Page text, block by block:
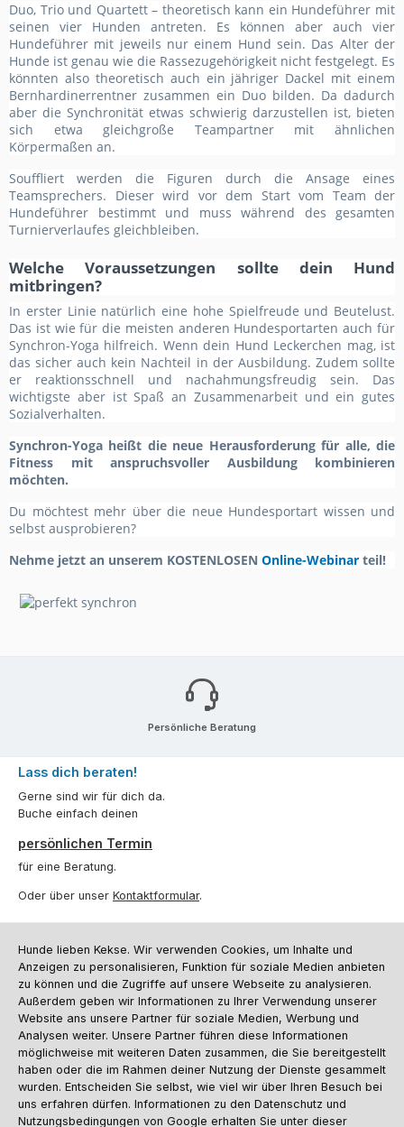
Duo, Trio und Quartett – theoretisch kann ein Hundeführer mit
seinen vier Hunden antreten. Es können aber auch vier
Hundeführer mit jeweils nur einem Hund sein. Das Alter der
Hunde ist genau wie die Rassezugehörigkeit nicht festgelegt. Es
könnten also theoretisch auch ein jähriger Dackel mit einem
Bernhardinerrentner zusammen ein Duo bilden. Da dadurch
aber die Synchronität etwas schwierig darzustellen ist, bieten
sich etwa gleichgroße Teampartner mit ähnlichen
Körpermaßen an.
Souffliert werden die Figuren durch die Ansage eines
Teamsprechers. Dieser wird vor dem Start vom Team der
Hundeführer bestimmt und muss während des gesamten
Turnierverlaufes gleichbleiben.
Welche Voraussetzungen sollte dein Hund
mitbringen?
In erster Linie natürlich eine hohe Spielfreude und Beutelust.
Das ist wie für die meisten anderen Hundesportarten auch für
Synchron-Yoga hilfreich. Wenn dein Hund Leckerchen mag, ist
das sicher auch kein Nachteil in der Ausbildung. Zudem sollte
er reaktionsschnell und nachahmungsfreudig sein. Das
wichtigste aber ist Spaß an Zusammenarbeit und ein gutes
Sozialverhalten.
Synchron-Yoga heißt die neue Herausforderung für alle, die
Fitness mit anspruchsvoller Ausbildung kombinieren
möchten.
Du möchtest mehr über die neue Hundesportart wissen und
selbst ausprobieren?
Nehme jetzt an unserem KOSTENLOSEN Online-Webinar teil!
Persönliche Beratung
Lass dich beraten!
Gerne sind wir für dich da.
Buche einfach deinen
persönlichen Termin
für eine Beratung.
Oder über unser Kontaktformular.
Kundenservice
Informationen
Social Media und Kontakt
Versandinformationen Zahlungsarten Vereinsrabatt
Kontakt
Batterieentsorgung
Warenrücksendung Sporthund Katalog
Hunde lieben Kekse. Wir verwenden Cookies, um Inhalte und
Anzeigen zu personalisieren, Funktion für soziale Medien anbieten
zu können und die Zugriffe auf unsere Webseite zu analysieren.
Außerdem geben wir Informationen zu Ihrer Verwendung unserer
Website ans unsere Partner für soziale Medien, Werbung und
Analysen weiter. Unsere Partner führen diese Informationen
möglichweise mit weiteren Daten zusammen, die Sie bereitgestellt
haben oder die im Rahmen deiner Nutzung der Dienste gesammelt
wurden. Entscheiden Sie selbst, wie viel wir über Ihren Besuch bei
uns erfahren dürfen. Informationen zu den Datenschutz und
Nutzungsbedingungen von Google erhalten Sie unter dieser